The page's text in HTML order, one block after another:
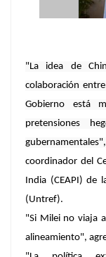
"La idea de
colaboración
Gobierno está
pretensiones
coordinador del
India (CEAPI) de
(Untref).
"Si Milei no viaja
alineamiento",